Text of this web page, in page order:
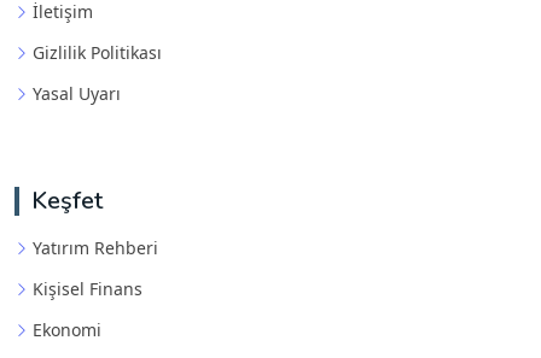
İletişim
Gizlilik Politikası
Yasal Uyarı
Keşfet
Yatırım Rehberi
Kişisel Finans
Ekonomi